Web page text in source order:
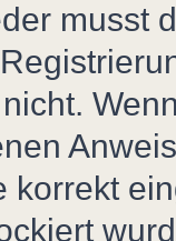
musst
korrekt